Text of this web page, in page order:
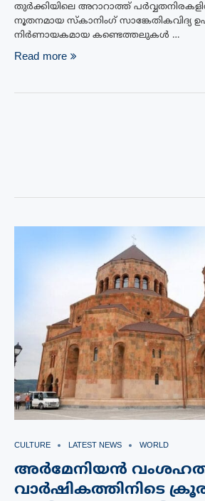
തുർക്കിയിലെ അറാറാത്ത് പർവ്വതനിരകളിൽ
നൂതനമായ സ്കാനിംഗ് സാങ്കേതികവിദ്യ
നിർണായകമായ കണ്ടെത്തലുകൾ …
Read more
CULTURE LATEST NEWS WORLD
അർമേനിയൻ
വാർഷികത്തിനിടെ